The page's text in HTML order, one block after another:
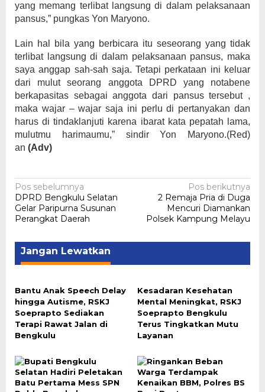
yang memang terlibat langsung di dalam pelaksanaan
pansus,” pungkas Yon Maryono.
Lain hal bila yang berbicara itu seseorang yang tidak
terlibat langsung di dalam pelaksanaan pansus, maka
saya anggap sah-sah saja. Tetapi perkataan ini keluar
dari mulut seorang anggota DPRD yang notabene
berkapasitas sebagai anggota dari pansus tersebut ,
maka wajar – wajar saja ini perlu di pertanyakan dan
harus di tindaklanjuti karena ibarat kata pepatah lama,
mulutmu harimaumu,” sindir Yon Maryono.(Red)
an (Adv)
Navigasi
pos
Pos sebelumnya
DPRD Bengkulu Selatan
Gelar Paripurna Susunan
Perangkat Daerah
Pos berikutnya
2 Remaja Pria di Duga
Mencuri Diamankan
Polsek Kampung Melayu
Jangan Lewatkan
Bantu Anak Speech Delay
hingga Autisme, RSKJ
Soeprapto Sediakan
Terapi Rawat Jalan di
Bengkulu
Kesadaran Kesehatan
Mental Meningkat, RSKJ
Soeprapto Bengkulu
Terus Tingkatkan Mutu
Layanan